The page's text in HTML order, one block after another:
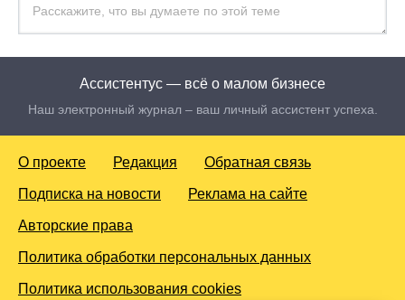
Ассистентус — всё о малом бизнесе
Наш электронный журнал – ваш личный ассистент успеха.
О проекте Редакция Обратная связь
Подписка на новости Реклама на сайте
Авторские права
Политика обработки персональных данных
Политика использования cookies